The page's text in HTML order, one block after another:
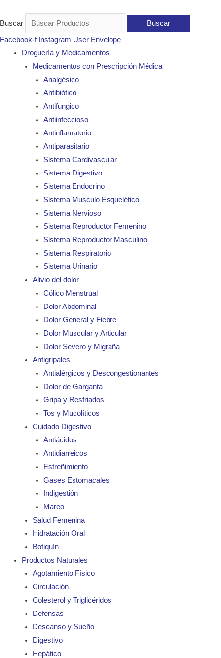
al
contenido
Buscar Buscar
Facebook-f Instagram User Envelope
Droguería y Medicamentos
Medicamentos con Prescripción Médica
Analgésico
Antibiótico
Antifungico
Antiinfeccioso
Antinflamatorio
Antiparasitario
Sistema Cardivascular
Sistema Digestivo
Sistema Endocrino
Sistema Musculo Esquelético
Sistema Nervioso
Sistema Reproductor Femenino
Sistema Reproductor Masculino
Sistema Respiratorio
Sistema Urinario
Alivio del dolor
Cólico Menstrual
Dolor Abdominal
Dolor General y Fiebre
Dolor Muscular y Articular
Dolor Severo y Migraña
Antigripales
Antialérgicos y Descongestionantes
Dolor de Garganta
Gripa y Resfriados
Tos y Mucolíticos
Cuidado Digestivo
Antiácidos
Antidiarreicos
Estreñimiento
Gases Estomacales
Indigestión
Mareo
Salud Femenina
Hidratación Oral
Botiquín
Productos Naturales
Agotamiento Físico
Circulación
Colesterol y Triglicéridos
Defensas
Descanso y Sueño
Digestivo
Hepático
ANTISEPTICO